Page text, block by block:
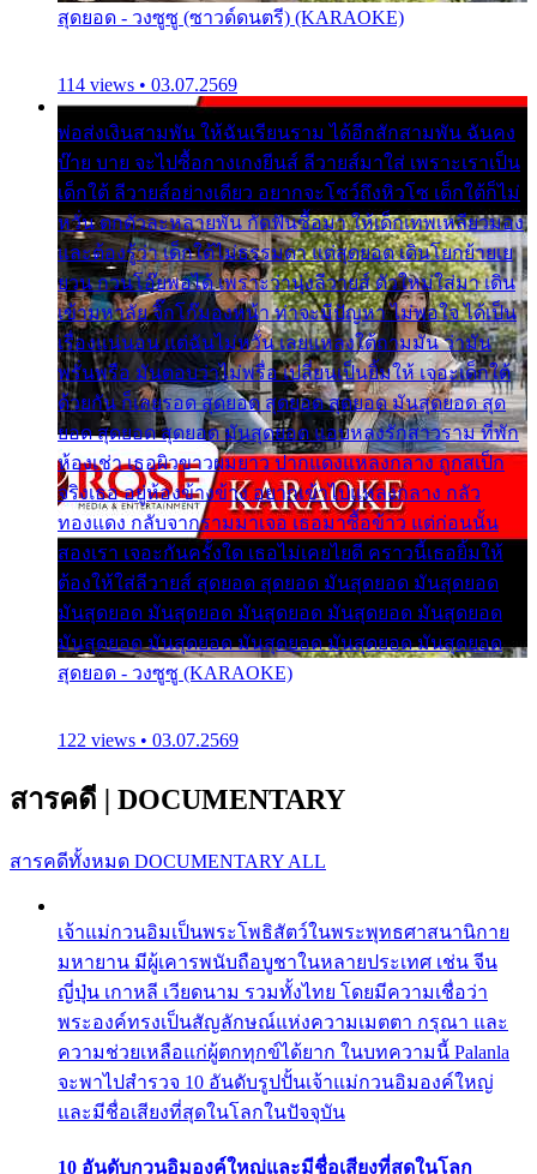
สุดยอด - วงซูซู (ซาวด์ดนตรี) (KARAOKE)
114 views • 03.07.2569
พ่อส่งเงินสามพัน ให้ฉันเรียนราม ได้อีกสักสามพัน ฉันคง
บ๊าย บาย จะไปซื้อกางเกงยีนส์ ลีวายส์มาใส่ เพราะเราเป็น
เด็กใต้ ลีวายส์อย่างเดียว อยากจะโชว์ถึงหิวโซ เด็กใต้ก็ไม่
หวั่น ตกตัวละหลายพัน กัดฟันซื้อมา ให้เด็กเทพเหลียวมอง
และต้องรู้ว่า เด็กใต้ไม่ธรรมดา แต่สุดยอด เดินโยกย้ายเย
ยวน กวนโอ๊ยพอได้ เพราะว่านุ่งลีวายส์ ตัวใหม่ใส่มา เดิน
เข้ามหาลัย จิ๊กโก๊มองหน้า ท่าจะมีปัญหา ไม่พอใจ ได้เป็น
เรื่องแน่นอน แต่ฉันไม่หวั่น เลยแหลงใต้ถามมัน ว่ามัน
พรั่นพรือ มันตอบว่าไม่พรื่อ เปลี่ยนเป็นยิ้มให้ เจอะเด็กใต้
ด้วยกัน ก็เลยรอด สุดยอด สุดยอด สุดยอด มันสุดยอด สุด
ยอด สุดยอด สุดยอด มันสุดยอด แอบหลงรักสาวราม ที่พัก
ห้องเช่า เธอผิวขาวผมยาว ปากแดงแหลงกลาง ถูกสเป็ก
จริงเธอ อยู่ห้องข้างข้าง อยากเข้าไปแหลงกลาง กลัว
ทองแดง กลับจากรามมาเจอ เธอมาซื้อข้าว แต่ก่อนนั้น
สองเรา เจอะกันครั้งใด เธอไม่เคยไยดี คราวนี้เธอยิ้มให้
ต้องให้ใส่ลีวายส์ สุดยอด สุดยอด มันสุดยอด มันสุดยอด
มันสุดยอด มันสุดยอด มันสุดยอด มันสุดยอด มันสุดยอด
มันสุดยอด มันสุดยอด มันสุดยอด มันสุดยอด มันสุดยอด
สุดยอด - วงซูซู (KARAOKE)
122 views • 03.07.2569
สารคดี | DOCUMENTARY
สารคดีทั้งหมด DOCUMENTARY ALL
เจ้าแม่กวนอิมเป็นพระโพธิสัตว์ในพระพุทธศาสนานิกาย
มหายาน มีผู้เคารพนับถือบูชาในหลายประเทศ เช่น จีน
ญี่ปุ่น เกาหลี เวียดนาม รวมทั้งไทย โดยมีความเชื่อว่า
พระองค์ทรงเป็นสัญลักษณ์แห่งความเมตตา กรุณา และ
ความช่วยเหลือแก่ผู้ตกทุกข์ได้ยาก ในบทความนี้ Palanla
จะพาไปสำรวจ 10 อันดับรูปปั้นเจ้าแม่กวนอิมองค์ใหญ่
และมีชื่อเสียงที่สุดในโลกในปัจจุบัน
10 อันดับกวนอิมองค์ใหญ่และมีชื่อเสียงที่สุดในโลก